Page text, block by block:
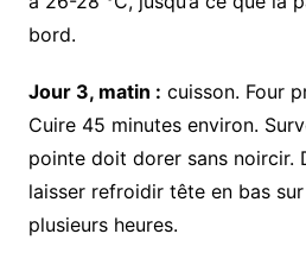
bord.
Jour 3, matin : cuisson. Four
Cuire 45 minutes environ.
pointe doit dorer sans noircir.
laisser refroidir tête en bas
plusieurs heures.